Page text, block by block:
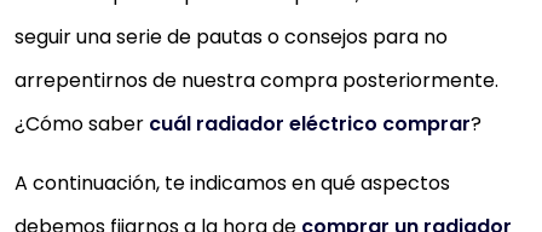
seguir una serie de pautas o consejos para no
arrepentirnos de nuestra compra posteriormente.
¿Cómo saber cuál radiador eléctrico comprar?
A continuación, te indicamos en qué aspectos
debemos fijarnos a la hora de comprar un radiador